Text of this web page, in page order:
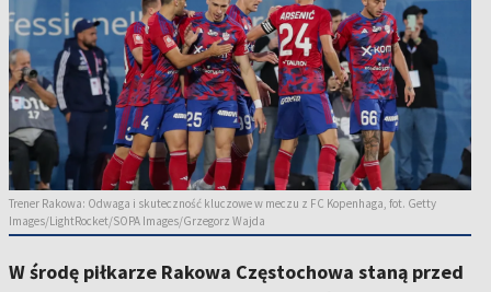
Trener Rakowa: Odwaga i skuteczność kluczowe w meczu z FC Kopenhaga, fot. Getty
Images/LightRocket/SOPA Images/Grzegorz Wajda
W środę piłkarze Rakowa Częstochowa staną przed